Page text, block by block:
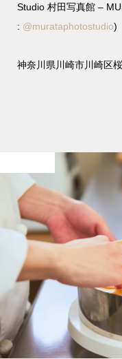
Studio 村田写真館 –
: @murataphotostudio)
神奈川県川崎市川崎区